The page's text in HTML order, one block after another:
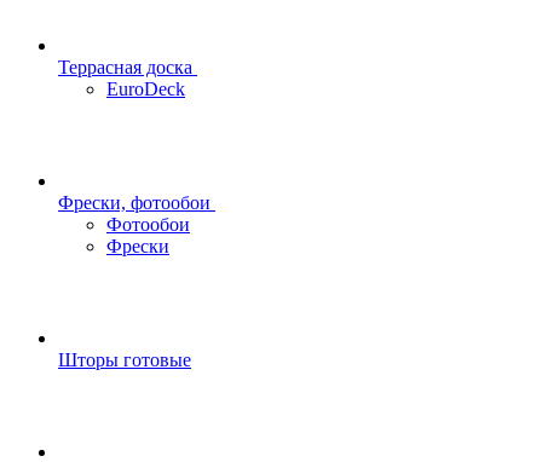
Террасная доска
EuroDeck
Фрески, фотообои
Фотообои
Фрески
Шторы готовые